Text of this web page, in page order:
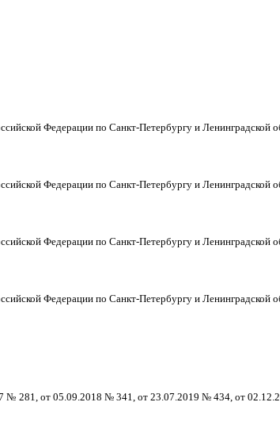
Федерации по Санкт-Петербургу и Ленинградской
Федерации по Санкт-Петербургу и Ленинградской
Федерации по Санкт-Петербургу и Ленинградской
Федерации по Санкт-Петербургу и Ленинградской
№ 281, от 05.09.2018 № 341, от 23.07.2019 № 434, от